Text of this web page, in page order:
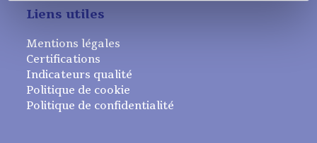
Liens utiles
Mentions légales
Certifications
Indicateurs qualité
Politique de cookie
Politique de confidentialité